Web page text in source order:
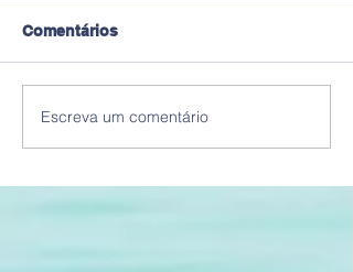
Comentários
Escreva um comentário